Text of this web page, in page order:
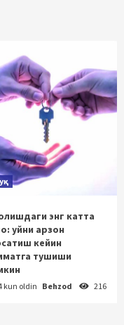
энг катта
уйни арзон
кейин
тушиши
kun oldin Behzod 216